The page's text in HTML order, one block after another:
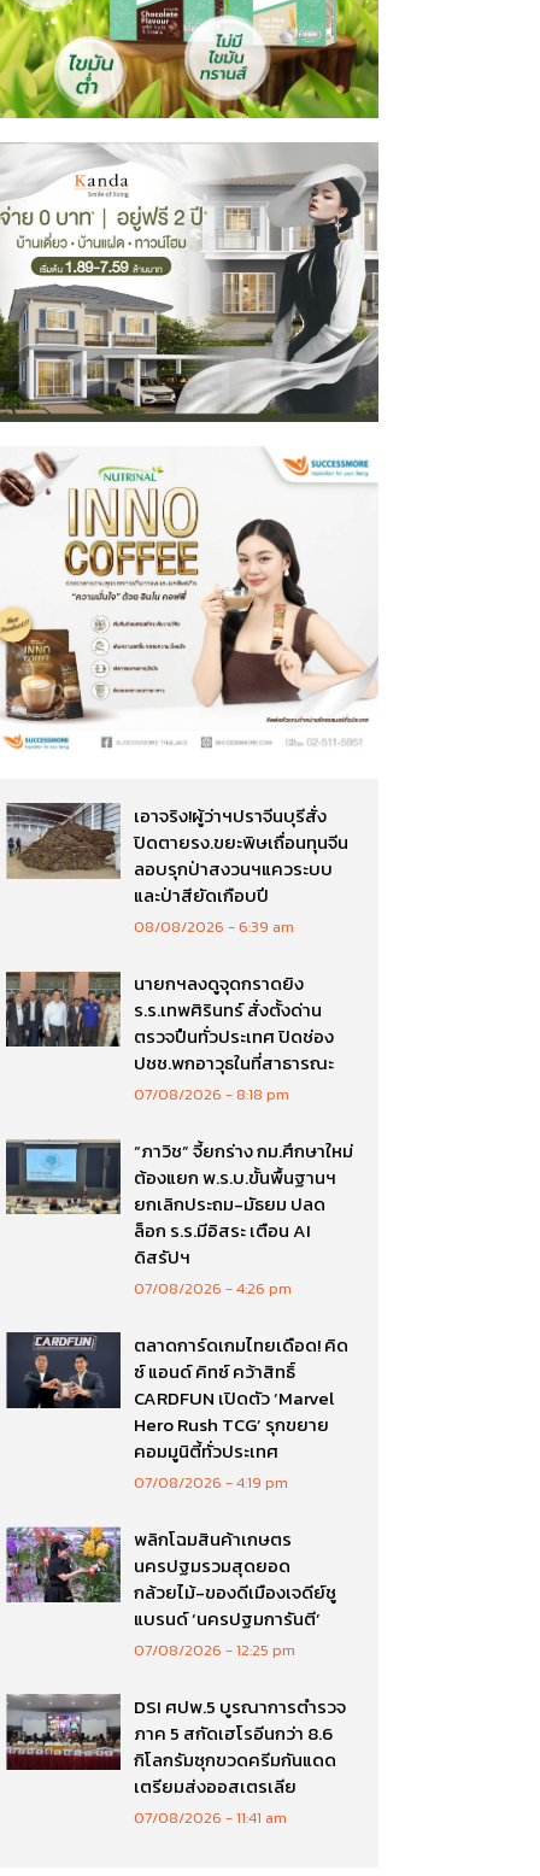
เอาจริง!ผู้ว่าฯปราจีนบุรีสั่ง
ปิดตายรง.ขยะพิษเถื่อนทุนจีน
ลอบรุกป่าสงวนฯแควระบบ
และป่าสียัดเกือบปี
08/08/2026 6:39 am
นายกฯลงดูจุดกราดยิง
ร.ร.เทพศิรินทร์ สั่งตั้งด่าน
ตรวจปืนทั่วประเทศ ปิดช่อง
ปชช.พกอาวุธในที่สาธารณะ
07/08/2026 8:18 pm
“ภาวิช” จี้ยกร่าง กม.ศึกษาใหม่
ต้องแยก พ.ร.บ.ขั้นพื้นฐานฯ
ยกเลิกประถม-มัธยม ปลด
ล็อก ร.ร.มีอิสระ เตือน AI
ดิสรัปฯ
07/08/2026 4:26 pm
ตลาดการ์ดเกมไทยเดือด! คิด
ซ์ แอนด์ คิทซ์ คว้าสิทธิ์
CARDFUN เปิดตัว ‘Marvel
Hero Rush TCG’ รุกขยาย
คอมมูนิตี้ทั่วประเทศ
07/08/2026 4:19 pm
พลิกโฉมสินค้าเกษตร
นครปฐมรวมสุดยอด
กล้วยไม้-ของดีเมืองเจดีย์ชู
แบรนด์ ‘นครปฐมการันตี’
07/08/2026 12:25 pm
DSI ศปพ.5 บูรณาการตำรวจ
ภาค 5 สกัดเฮโรอีนกว่า 8.6
กิโลกรัมซุกขวดครีมกันแดด
เตรียมส่งออสเตรเลีย
07/08/2026 11:41 am